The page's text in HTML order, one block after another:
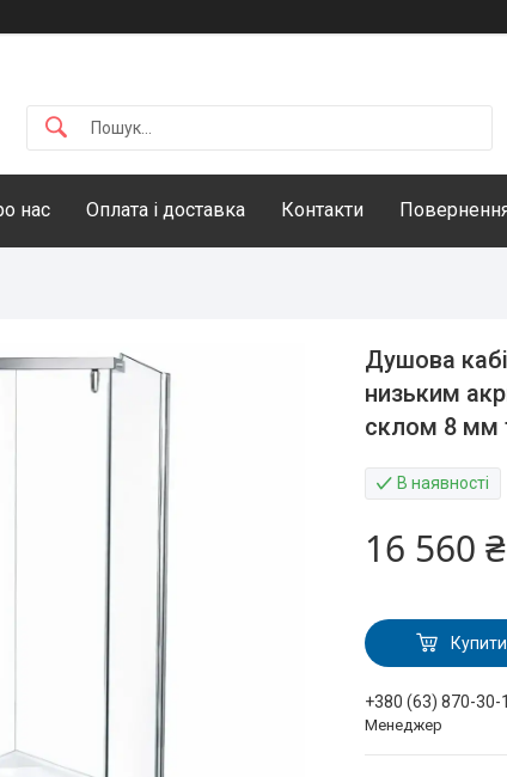
нас Оплата і доставка Контакти
Душова
низьким
склом 8 мм
В наявності
16 560 ₴
Купити
+380 (63) 870-30-
Менеджер